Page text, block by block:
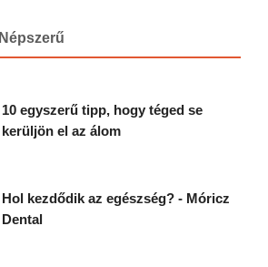
Népszerű
10 egyszerű tipp, hogy téged se
kerüljön el az álom
Hol kezdődik az egészség? - Móricz
Dental